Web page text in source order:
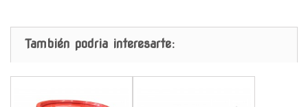
También podria interesarte: